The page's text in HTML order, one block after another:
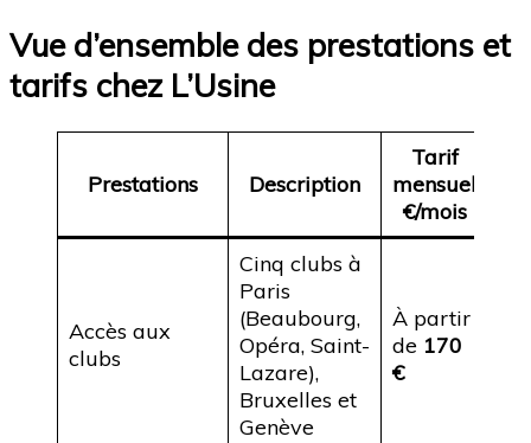
Vue d’ensemble des prestations et
tarifs chez L’Usine
Prestations Description
Tarif
mensuel
€/mois
Accès aux
clubs
Cinq clubs à
Paris
(Beaubourg,
Opéra, Saint-
Lazare),
Bruxelles et
Genève
À partir
de 170
€